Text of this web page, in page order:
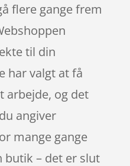
flere gange frem
til din
har valgt at få
arbejde, og det
angiver
mange gange
butik – det er slut